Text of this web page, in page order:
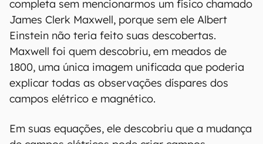
completa sem mencionarmos um físico chamado
James Clerk Maxwell, porque sem ele Albert
Einstein não teria feito suas descobertas.
Maxwell foi quem descobriu, em meados de
1800, uma única imagem unificada que poderia
explicar todas as observações díspares dos
campos elétrico e magnético.
Em suas equações, ele descobriu que a mudança